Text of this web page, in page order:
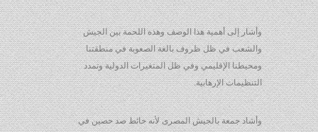
وأشار إلى أهمية هذا الوصف وهذه اللحمة بين الجيش
والشعب في ظل ظروف بالغة الصعوبة في منطقتنا
ومحيطنا الإقليمي وفي ظل المتغيرات الدولية وتمدد
التنظيمات الإرهابية.
وأشاد جمعة بالجيش المصرى لأنه حائط صد حصين في